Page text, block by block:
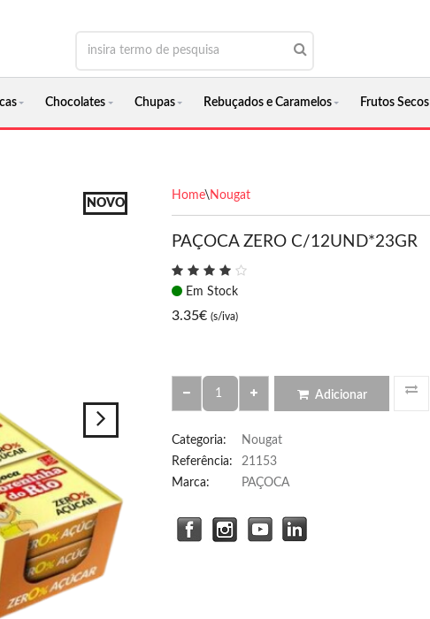
Chocolates Chupas Rebuçados e Caramelos Frutos Secos
NOVO
Home\Nougat
PAÇOCA ZERO C/12UND*23GR
Em Stock
3.35€ (s/iva)
Adicionar
Categoria:
Nougat
Referência:
21153
Marca:
PAÇOCA